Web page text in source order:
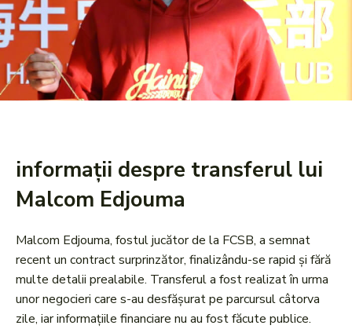
informații despre transferul lui
Malcom Edjouma
Malcom Edjouma, fostul jucător de la FCSB, a semnat
recent un contract surprinzător, finalizându-se rapid și fără
multe detalii prealabile. Transferul a fost realizat în urma
unor negocieri care s-au desfășurat pe parcursul câtorva
zile, iar informațiile financiare nu au fost făcute publice.